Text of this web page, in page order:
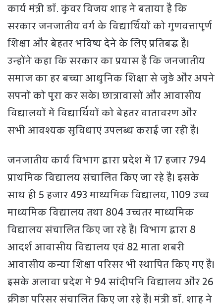
कार्य मंत्री डॉ. कुंवर विजय शाह ने बताया है कि
सरकार जनजातीय वर्ग के विद्यार्थियों को गुणवत्तापूर्ण
शिक्षा और बेहतर भविष्य देने के लिए प्रतिबद्ध है।
उन्होंने कहा कि सरकार का प्रयास है कि जनजातीय
समाज का हर बच्चा आधुनिक शिक्षा से जुड़े और अपने
सपनों को पूरा कर सके। छात्रावासों और आवासीय
विद्यालयों में विद्यार्थियों को बेहतर वातावरण और
सभी आवश्यक सुविधाएं उपलब्ध कराई जा रही हैं।
जनजातीय कार्य विभाग द्वारा प्रदेश में 17 हजार 794
प्राथमिक विद्यालय संचालित किए जा रहे हैं। इसके
साथ ही 5 हजार 493 माध्यमिक विद्यालय, 1109 उच्च
माध्यमिक विद्यालय तथा 804 उच्चतर माध्यमिक
विद्यालय संचालित किए जा रहे हैं। विभाग द्वारा 8
आदर्श आवासीय विद्यालय एवं 82 माता शबरी
आवासीय कन्या शिक्षा परिसर भी स्थापित किए गए हैं।
इसके अलावा प्रदेश में 94 सांदीपनि विद्यालय और 26
क्रीड़ा परिसर संचालित किए जा रहे हैं। मंत्री डॉ. शाह ने